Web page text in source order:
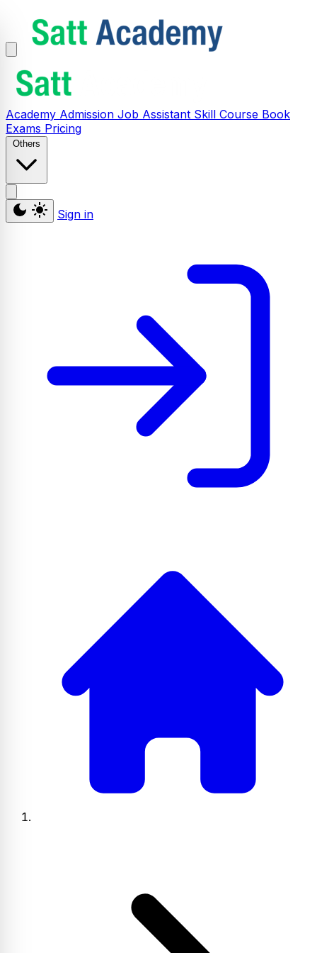
Academy Admission Job Assistant Skill Course Book
Exams Pricing
Others
Sign in